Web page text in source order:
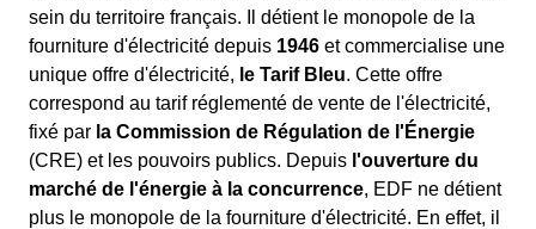
sein du territoire français. Il détient le monopole de la
fourniture d'électricité depuis 1946 et commercialise une
unique offre d'électricité, le Tarif Bleu. Cette offre
correspond au tarif réglementé de vente de l'électricité,
fixé par la Commission de Régulation de l'Énergie
(CRE) et les pouvoirs publics. Depuis l'ouverture du
marché de l'énergie à la concurrence, EDF ne détient
plus le monopole de la fourniture d'électricité. En effet, il